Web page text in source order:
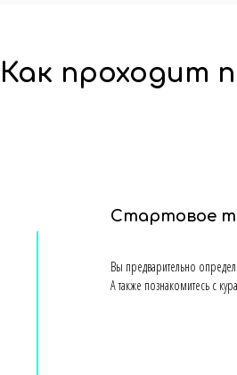
Как проходит
Стартовое
Вы предварительно
А также познакомитесь с